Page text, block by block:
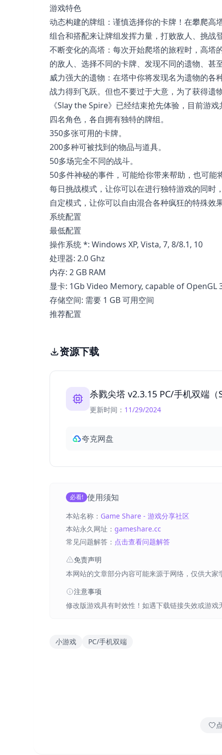
游戏特色
动态构建的牌组：谨慎选择你的卡牌！在攀爬高
组合和搭配来让牌组发挥力量，打败敌人、挑战
不断变化的高塔：每次开始爬塔的旅程时，高塔
的敌人、选择不同的卡牌、发现不同的遗物、甚
威力强大的遗物：在塔中你将发现名为遗物的
战力得到飞跃。但也不要过于大意，为了获得
《Slay the Spire》已经结束抢先体验，目前游
四名角色，各自拥有独特的牌组。
350多张可用的卡牌。
200多种可被找到的物品与道具。
50多场完全不同的战斗。
50多件神秘的事件，可能给你带来帮助，也可能
每日挑战模式，让你可以在进行独特游戏的同时
自定模式，让你可以自由混合各种疯狂的特殊效
系统配置
最低配置
操作系统 *: Windows XP, Vista, 7, 8/8.1, 10
处理器: 2.0 Ghz
内存: 2 GB RAM
显卡: 1Gb Video Memory, capable of
存储空间: 需要 1 GB 可用空间
推荐配置
资源下载
杀戮尖塔 v2.3.15 PC/手机双端
更新时间： 11/29/2024
夸克网盘
必看! 使用须知
本站名称： Game Share - 游戏分享社区
本站永久网址： gameshare.cc
常见问题解答： 点击查看问题解答
免责声明
本网站的文章部分内容可能来源于网络，仅供大
注意事项
修改版游戏具有时效性！如遇下载链接失效或游
小游戏 PC/手机双端